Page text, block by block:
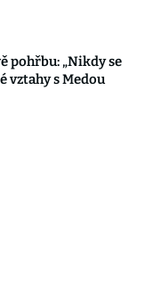
pohřbu: „Nikdy se
vztahy s Medou